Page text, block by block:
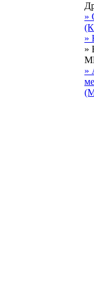
»
»
»
»